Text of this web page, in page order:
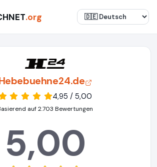
.org
4,95 / 5,00
auf 2.703 Bewertungen
5,00